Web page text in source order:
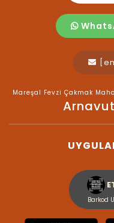
Mareşal Fevzi Çakmak
Barkod